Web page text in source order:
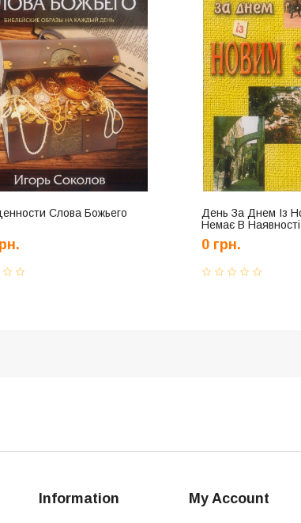
Слова Божьего
День За Днем Із
Немає В Наявності
0 грн.
Information My Account